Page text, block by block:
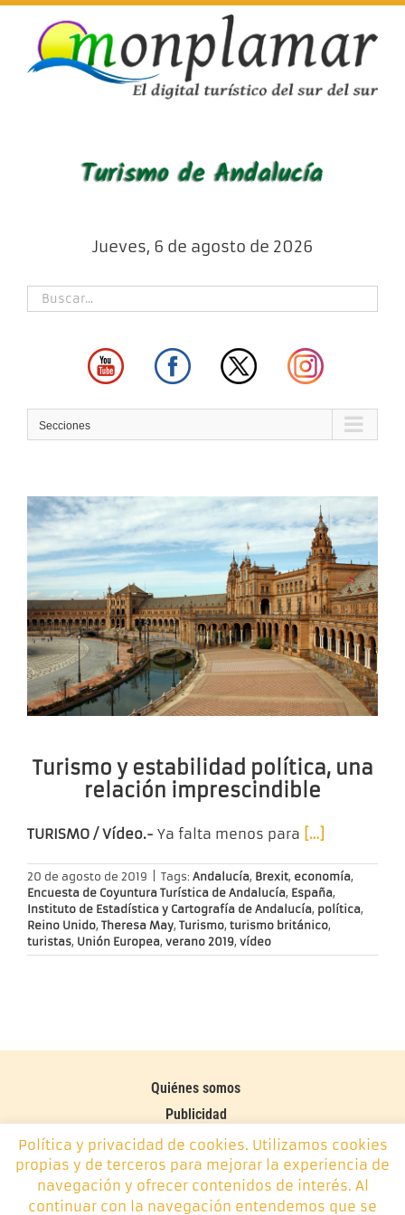
Skip
content
Jueves, 6 de agosto de 2026
Secciones
Turismo y estabilidad política, una
relación imprescindible
TURISMO / Vídeo.- Ya falta menos para […]
20 de agosto de 2019 Tags: Andalucía, Brexit, economía,
Encuesta de Coyuntura Turística de Andalucía, España,
Instituto de Estadística y Cartografía de Andalucía, política,
Reino Unido, Theresa May, Turismo, turismo británico,
turistas, Unión Europea, verano 2019, vídeo
Quiénes somos
Publicidad
Contacto
Política de cookies
Política y privacidad de cookies. Utilizamos cookies
propias y de terceros para mejorar la experiencia de
navegación y ofrecer contenidos de interés. Al
continuar con la navegación entendemos que se